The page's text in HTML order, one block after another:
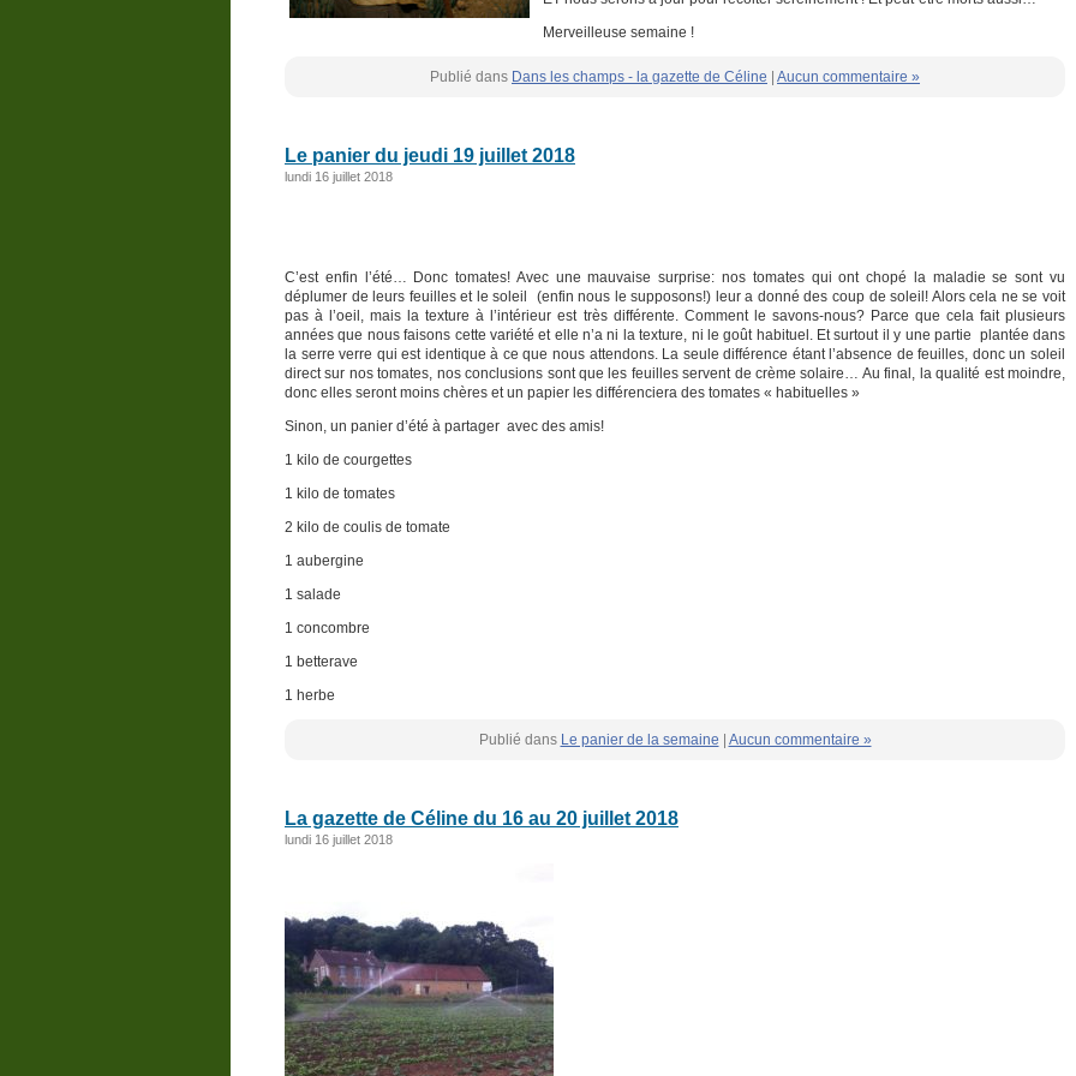
Merveilleuse semaine !
Publié dans Dans les champs - la gazette de Céline Aucun commentaire »
Le panier du jeudi 19 juillet 2018
lundi 16 juillet 2018
C’est enfin l’été… Donc tomates! Avec une mauvaise surprise: nos tomates qui ont chopé la maladie se sont vu
déplumer de leurs feuilles et le soleil (enfin nous le supposons!) leur a donné des coup de soleil! Alors cela ne se voit
pas à l’oeil, mais la texture à l’intérieur est très différente. Comment le savons-nous? Parce que cela fait plusieurs
années que nous faisons cette variété et elle n’a ni la texture, ni le goût habituel. Et surtout il y une partie plantée dans
la serre verre qui est identique à ce que nous attendons. La seule différence étant l’absence de feuilles, donc un soleil
direct sur nos tomates, nos conclusions sont que les feuilles servent de crème solaire… Au final, la qualité est moindre,
donc elles seront moins chères et un papier les différenciera des tomates « habituelles »
Sinon, un panier d’été à partager avec des amis!
1 kilo de courgettes
1 kilo de tomates
2 kilo de coulis de tomate
1 aubergine
1 salade
1 concombre
1 betterave
1 herbe
Publié dans Le panier de la semaine Aucun commentaire »
La gazette de Céline du 16 au 20 juillet 2018
lundi 16 juillet 2018